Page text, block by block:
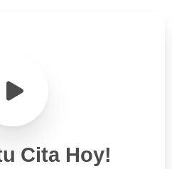
Cita Hoy!